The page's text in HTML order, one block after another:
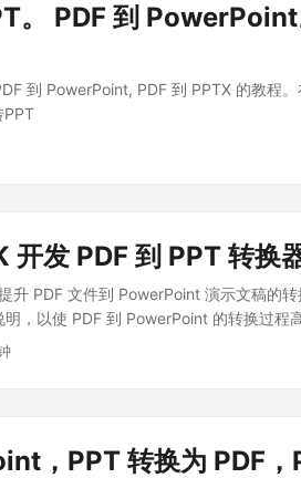
。 PDF 到
到 PowerPoint, PDF 到 PPTX 的教程
PPT
发 PDF 到 PPT 转换
升 PDF 文件到 PowerPoint 演示文稿的转
，以使 PDF 到 PowerPoint 的转换过程
，PPT 转换为 PDF，